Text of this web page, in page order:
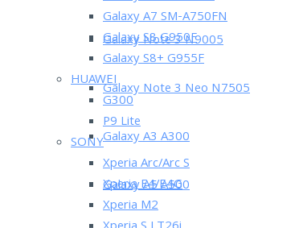
Galaxy Note 3 N9005
Galaxy Note 3 Neo N7505
Galaxy A3 A300
Galaxy A5 A500
Galaxy A7 SM-A750FN
Galaxy S8 G950F
Galaxy S8+ G955F
HUAWEI
G300
P9 Lite
SONY
Xperia Arc/Arc S
Xperia E4/E4G
Xperia M2